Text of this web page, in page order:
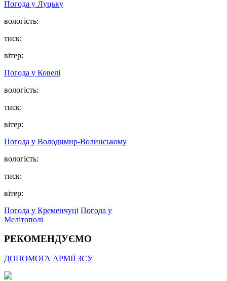
Погода у Луцьку
вологість:
тиск:
вітер:
Погода у Ковелі
вологість:
тиск:
вітер:
Погода у Володимир-Волинському
вологість:
тиск:
вітер:
Погода у Кременчуці Погода у
Мелітополі
РЕКОМЕНДУЄМО
ДОПОМОГА АРМІЇ ЗСУ